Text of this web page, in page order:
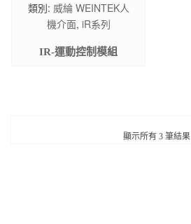
類別: 威綸 WEINTEK人
機介面, iR系列
IR-運動控制模組
顯示所有 3 筆結果